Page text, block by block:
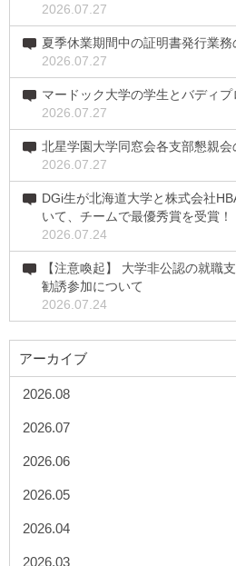
2026.07.27
夏季休業期間中の証明書発行業務
2026.07.27
マードック大学の学生とバディ
2026.07.27
北星学園大学同窓会各支部懇親会
2026.07.27
DGi生が北海道大学と株式会社
いて、チームで最優秀賞を受賞！
2026.07.24
【注意喚起】 大学非公認の就職
勧誘参加について
2026.07.24
アーカイブ
2026.08
2026.07
2026.06
2026.05
2026.04
2026.03